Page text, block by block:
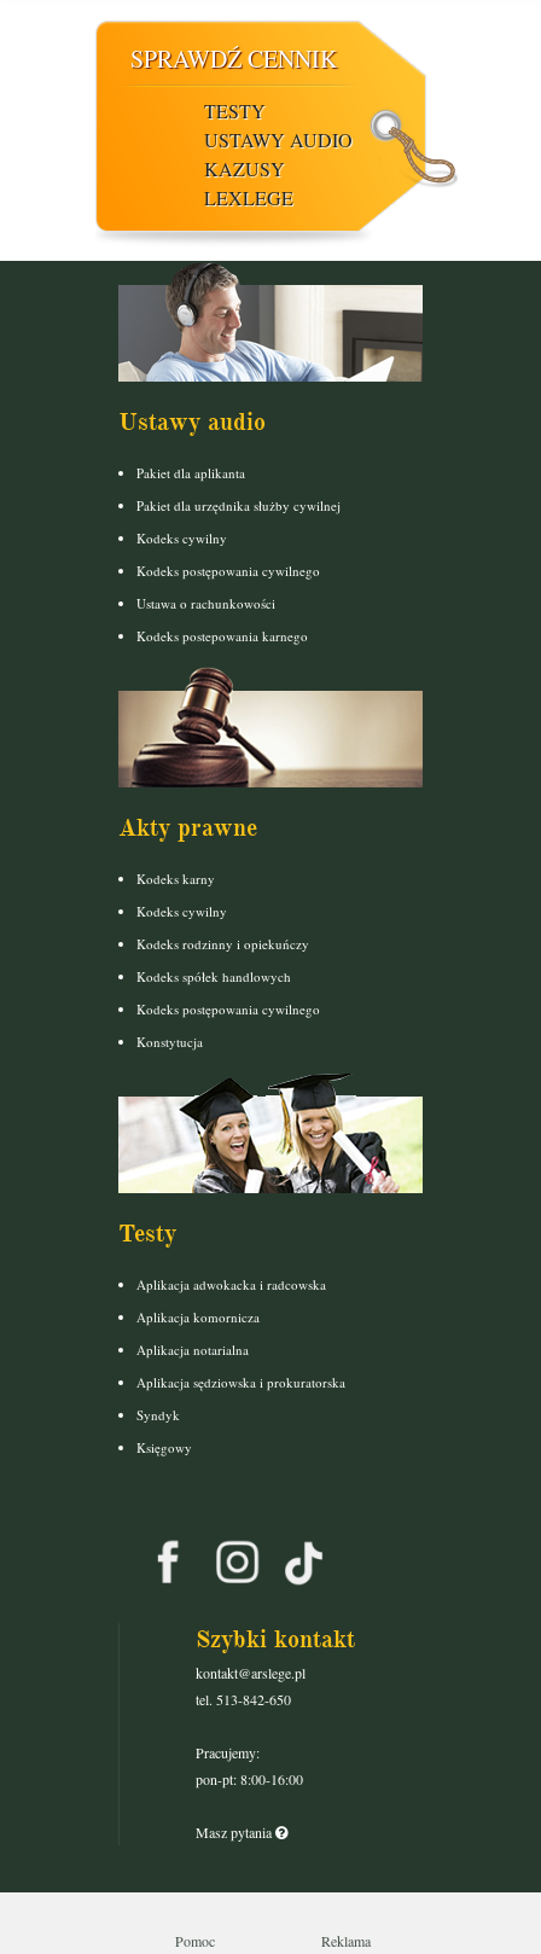
SPRAWDŹ CENNIK
TESTY
USTAWY AUDIO
KAZUSY
LEXLEGE
Ustawy audio
Pakiet dla aplikanta
Pakiet dla urzędnika służby cywilnej
Kodeks cywilny
Kodeks postępowania cywilnego
Ustawa o rachunkowości
Kodeks postepowania karnego
Akty prawne
Kodeks karny
Kodeks cywilny
Kodeks rodzinny i opiekuńczy
Kodeks spółek handlowych
Kodeks postępowania cywilnego
Konstytucja
Testy
Aplikacja adwokacka i radcowska
Aplikacja komornicza
Aplikacja notarialna
Aplikacja sędziowska i prokuratorska
Syndyk
Księgowy
Szybki kontakt
kontakt@arslege.pl
tel. 513-842-650
Pracujemy:
pon-pt: 8:00-16:00
Masz pytania
Pomoc Reklama